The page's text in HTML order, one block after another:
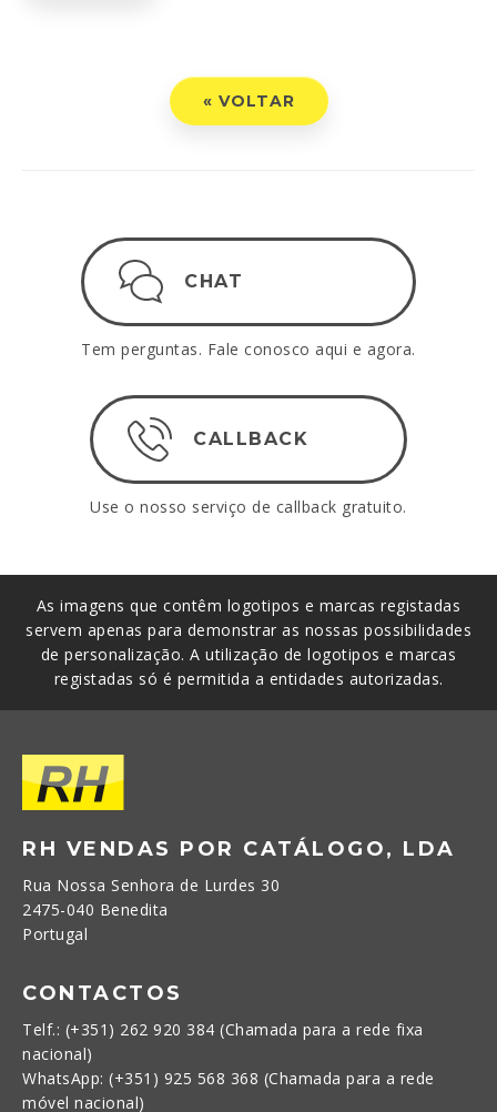
« VOLTAR
CHAT
Tem perguntas. Fale conosco aqui e agora.
CALLBACK
Use o nosso serviço de callback gratuito.
As imagens que contêm logotipos e marcas registadas
servem apenas para demonstrar as nossas possibilidades
de personalização. A utilização de logotipos e marcas
registadas só é permitida a entidades autorizadas.
RH VENDAS POR CATÁLOGO, LDA
Rua Nossa Senhora de Lurdes 30
2475-040 Benedita
Portugal
CONTACTOS
Telf.: (+351) 262 920 384 (Chamada para a rede fixa
nacional)
WhatsApp: (+351) 925 568 368 (Chamada para a rede
móvel nacional)